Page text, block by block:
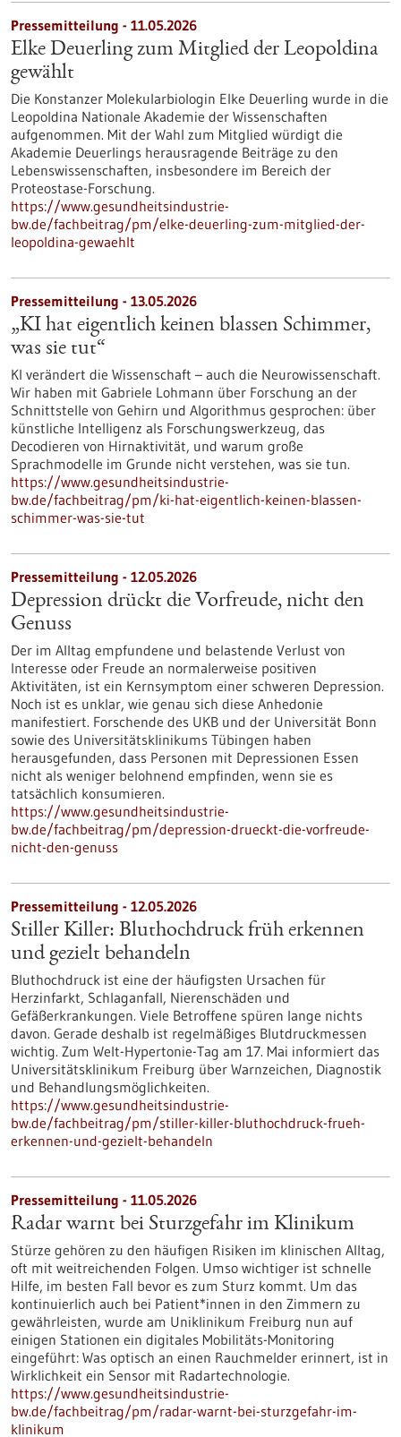
Pressemitteilung - 11.05.2026
Elke Deuerling zum Mitglied der Leopoldina
gewählt
Die Konstanzer Molekularbiologin Elke Deuerling wurde in die
Leopoldina Nationale Akademie der Wissenschaften
aufgenommen. Mit der Wahl zum Mitglied würdigt die
Akademie Deuerlings herausragende Beiträge zu den
Lebenswissenschaften, insbesondere im Bereich der
Proteostase-Forschung.
https://www.gesundheitsindustrie-
bw.de/fachbeitrag/pm/elke-deuerling-zum-mitglied-der-
leopoldina-gewaehlt
Pressemitteilung - 13.05.2026
„KI hat eigentlich keinen blassen Schimmer,
was sie tut“
KI verändert die Wissenschaft – auch die Neurowissenschaft.
Wir haben mit Gabriele Lohmann über Forschung an der
Schnittstelle von Gehirn und Algorithmus gesprochen: über
künstliche Intelligenz als Forschungswerkzeug, das
Decodieren von Hirnaktivität, und warum große
Sprachmodelle im Grunde nicht verstehen, was sie tun.
https://www.gesundheitsindustrie-
bw.de/fachbeitrag/pm/ki-hat-eigentlich-keinen-blassen-
schimmer-was-sie-tut
Pressemitteilung - 12.05.2026
Depression drückt die Vorfreude, nicht den
Genuss
Der im Alltag empfundene und belastende Verlust von
Interesse oder Freude an normalerweise positiven
Aktivitäten, ist ein Kernsymptom einer schweren Depression.
Noch ist es unklar, wie genau sich diese Anhedonie
manifestiert. Forschende des UKB und der Universität Bonn
sowie des Universitätsklinikums Tübingen haben
herausgefunden, dass Personen mit Depressionen Essen
nicht als weniger belohnend empfinden, wenn sie es
tatsächlich konsumieren.
https://www.gesundheitsindustrie-
bw.de/fachbeitrag/pm/depression-drueckt-die-vorfreude-
nicht-den-genuss
Pressemitteilung - 12.05.2026
Stiller Killer: Bluthochdruck früh erkennen
und gezielt behandeln
Bluthochdruck ist eine der häufigsten Ursachen für
Herzinfarkt, Schlaganfall, Nierenschäden und
Gefäßerkrankungen. Viele Betroffene spüren lange nichts
davon. Gerade deshalb ist regelmäßiges Blutdruckmessen
wichtig. Zum Welt-Hypertonie-Tag am 17. Mai informiert das
Universitätsklinikum Freiburg über Warnzeichen, Diagnostik
und Behandlungsmöglichkeiten.
https://www.gesundheitsindustrie-
bw.de/fachbeitrag/pm/stiller-killer-bluthochdruck-frueh-
erkennen-und-gezielt-behandeln
Pressemitteilung - 11.05.2026
Radar warnt bei Sturzgefahr im Klinikum
Stürze gehören zu den häufigen Risiken im klinischen Alltag,
oft mit weitreichenden Folgen. Umso wichtiger ist schnelle
Hilfe, im besten Fall bevor es zum Sturz kommt. Um das
kontinuierlich auch bei Patient*innen in den Zimmern zu
gewährleisten, wurde am Uniklinikum Freiburg nun auf
einigen Stationen ein digitales Mobilitäts-Monitoring
eingeführt: Was optisch an einen Rauchmelder erinnert, ist in
Wirklichkeit ein Sensor mit Radartechnologie.
https://www.gesundheitsindustrie-
bw.de/fachbeitrag/pm/radar-warnt-bei-sturzgefahr-im-
klinikum